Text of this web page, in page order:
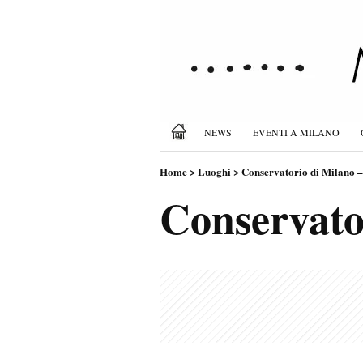
NEWS EVENTI A MILANO
Home>Luoghi>Conservatorio di Milano